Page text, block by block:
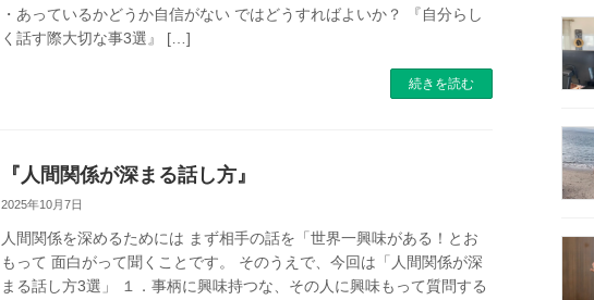
・あっているかどうか自信がない ではどうすればよいか？ 『自分らし
く話す際大切な事3選』 […]
続きを読む
『人間関係が深まる話し方』
2025年10月7日
人間関係を深めるためには まず相手の話を「世界一興味がある！とお
もって 面白がって聞くことです。 そのうえで、今回は「人間関係が深
まる話し方3選」 １．事柄に興味持つな、その人に興味もって質問する